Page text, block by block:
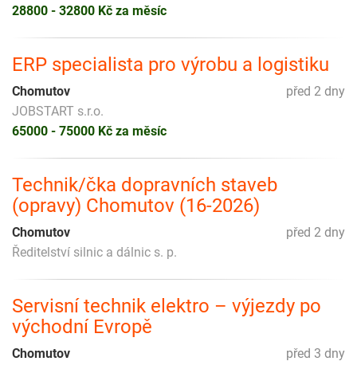
28800 - 32800 Kč za měsíc
ERP specialista pro výrobu a logistiku
před 2 dny
Chomutov
JOBSTART s.r.o.
65000 - 75000 Kč za měsíc
Technik/čka dopravních staveb
(opravy) Chomutov (16-2026)
před 2 dny
Chomutov
Ředitelství silnic a dálnic s. p.
Servisní technik elektro – výjezdy po
východní Evropě
před 3 dny
Chomutov